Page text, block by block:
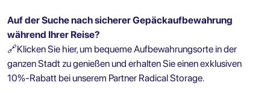
Auf der Suche nach sicherer Gepäckaufbewahrung
während Ihrer Reise?
🔗Klicken Sie hier, um bequeme Aufbewahrungsorte in der
ganzen Stadt zu genießen und erhalten Sie einen exklusiven
10%-Rabatt bei unserem Partner Radical Storage.